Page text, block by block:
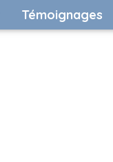
Témoignages